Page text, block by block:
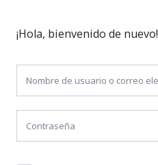
¡Hola, bienvenido de nuevo!